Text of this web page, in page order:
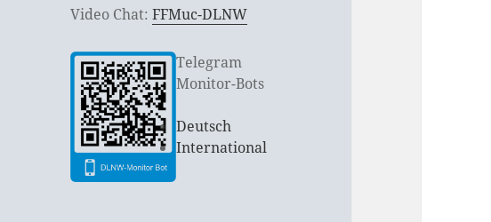
Video Chat:FFMuc-DLNW
Telegram
Monitor-Bots
Deutsch
International